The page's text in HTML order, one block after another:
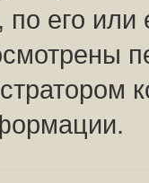
по его